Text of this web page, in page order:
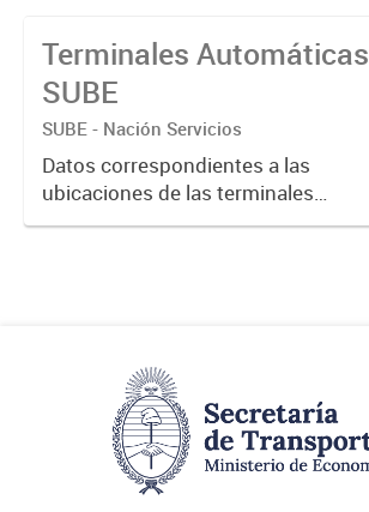
Terminales Automáticas
SUBE
SUBE - Nación Servicios
Datos correspondientes a las
ubicaciones de las terminales
automáticas de auto servicio (TAS)